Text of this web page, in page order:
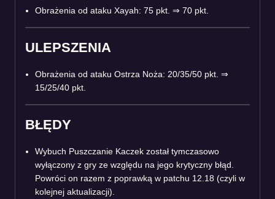
Obrażenia od ataku Xayah: 75 pkt. ⇒ 70 pkt.
ULEPSZENIA
Obrażenia od ataku Ostrza Noża: 20/35/50 pkt. ⇒
15/25/40 pkt.
BŁĘDY
Wybuch Puszczanie Kaczek został tymczasowo
wyłączony z gry ze względu na jego krytyczny błąd.
Powróci on razem z poprawką w patchu 12.18 (czyli w
kolejnej aktualizacji).